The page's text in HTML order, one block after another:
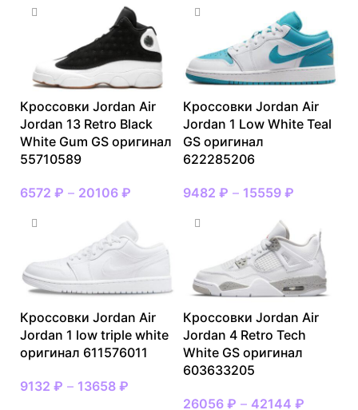
Кроссовки Jordan Air
Jordan 13 Retro Black
White Gum GS оригинал
55710589
6572 ₽ – 20106 ₽
Кроссовки Jordan Air
Jordan 1 Low White Teal
GS оригинал
622285206
9482 ₽ – 15559 ₽
Кроссовки Jordan Air
Jordan 1 low triple white
оригинал 611576011
9132 ₽ – 13658 ₽
Кроссовки Jordan Air
Jordan 4 Retro Tech
White GS оригинал
603633205
26056 ₽ – 42144 ₽